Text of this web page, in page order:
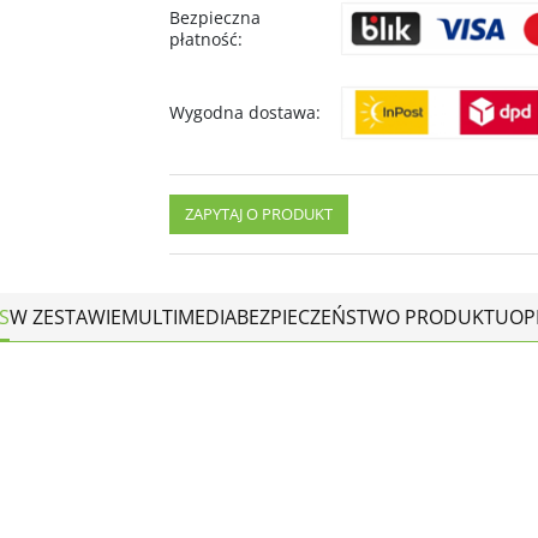
Bezpieczna
płatność:
Wygodna dostawa:
ZAPYTAJ O PRODUKT
W ZESTAWIEMULTIMEDIABEZPIECZEŃSTWO PRODUKTU